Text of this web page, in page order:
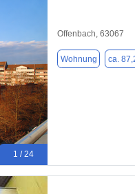
1 / 24
Offenbach, 63067
Wohnung ca.